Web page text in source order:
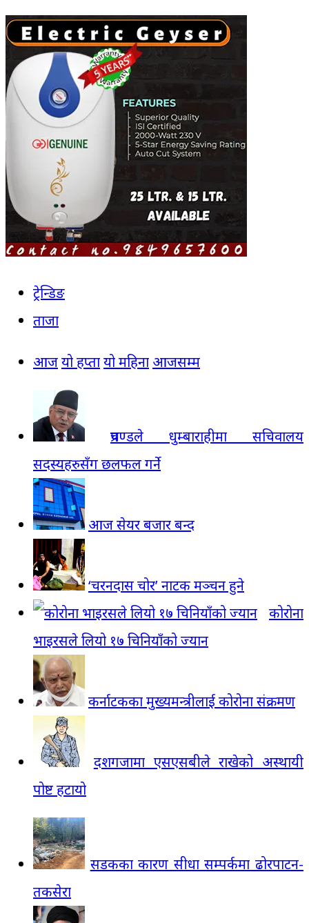
ट्रेन्डिङ
ताजा
आजयो हप्तायो महिना आजसम्म
प्रचण्डले धुम्बाराहीमा सचिवालय
सदस्यहरुसँग छलफल गर्ने
आज सेयर बजार बन्द
‘चरनदास चोर’ नाटक मञ्चन हुने
कोरोना
भाइरसले लियो १७ चिनियाँको ज्यान
कर्नाटकका मुख्यमन्त्रीलाई कोरोना संक्रमण
दशगजामा एसएसबीले राखेको अस्थायी
पोष्ट हटायो
सडकका कारण सीधा सम्पर्कमा ढोरपाटन-
तकसेरा